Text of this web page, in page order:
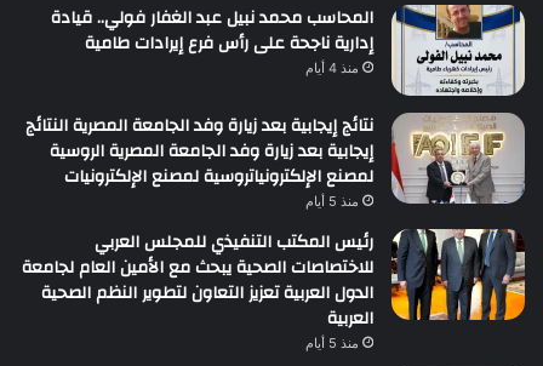
المحاسب محمد نبيل عبد الغفار فولي.. قيادة
إدارية ناجحة على رأس فرع إيرادات طامية
منذ 4 أيام
نتائج إيجابية بعد زيارة وفد الجامعة المصرية النتائج
إيجابية بعد زيارة وفد الجامعة المصرية الروسية
لمصنع الإلكترونياتروسية لمصنع الإلكترونيات
منذ 5 أيام
رئيس المكتب التنفيذي للمجلس العربي
للاختصاصات الصحية يبحث مع الأمين العام لجامعة
الدول العربية تعزيز التعاون لتطوير النظم الصحية
العربية
منذ 5 أيام